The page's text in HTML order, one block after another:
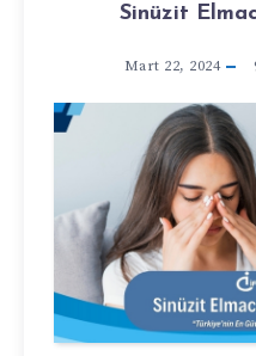
Sinüzit
Mart 22, 2024